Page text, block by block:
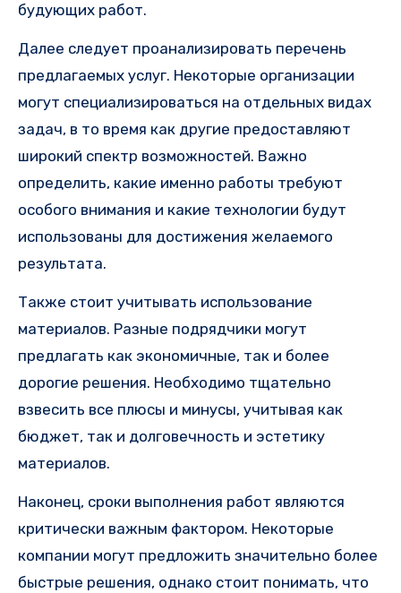
будующих работ.
Далее следует проанализировать перечень
предлагаемых услуг. Некоторые организации
могут специализироваться на отдельных видах
задач, в то время как другие предоставляют
широкий спектр возможностей. Важно
определить, какие именно работы требуют
особого внимания и какие технологии будут
использованы для достижения желаемого
результата.
Также стоит учитывать использование
материалов. Разные подрядчики могут
предлагать как экономичные, так и более
дорогие решения. Необходимо тщательно
взвесить все плюсы и минусы, учитывая как
бюджет, так и долговечность и эстетику
материалов.
Наконец, сроки выполнения работ являются
критически важным фактором. Некоторые
компании могут предложить значительно более
быстрые решения, однако стоит понимать, что